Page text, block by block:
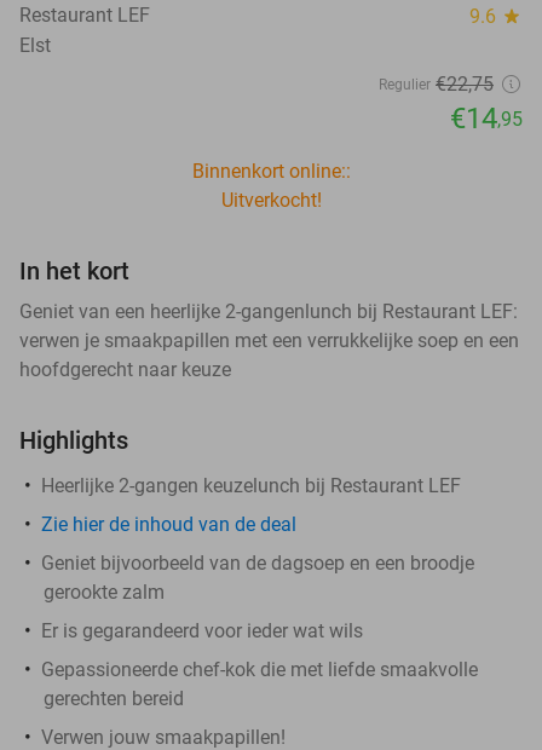
Restaurant LEF 9.6 star
Elst
Regulier €22,75
€14,95
Binnenkort online::
Uitverkocht!
In het kort
Geniet van een heerlijke 2-gangenlunch bij Restaurant LEF:
verwen je smaakpapillen met een verrukkelijke soep en een
hoofdgerecht naar keuze
Highlights
Heerlijke 2-gangen keuzelunch bij Restaurant LEF
Zie hier de inhoud van de deal
Geniet bijvoorbeeld van de dagsoep en een broodje
gerookte zalm
Er is gegarandeerd voor ieder wat wils
Gepassioneerde chef-kok die met liefde smaakvolle
gerechten bereid
Verwen jouw smaakpapillen!